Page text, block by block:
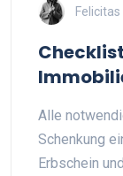
Felicitas
Alle
Schenkung
Erbschein